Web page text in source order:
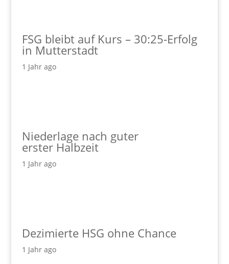
FSG bleibt auf Kurs – 30:25-Erfolg
in Mutterstadt
1 Jahr ago
Niederlage nach guter
erster Halbzeit
1 Jahr ago
Dezimierte HSG ohne Chance
1 Jahr ago